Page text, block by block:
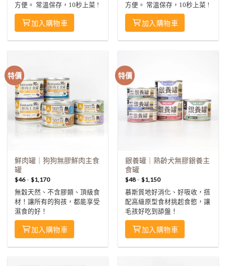
方便。 常溫保存，10秒上菜 !
加入購物車
方便。 常溫保存，10秒上菜 !
加入購物車
特價
鮮肉罐｜狗狗無膠鮮肉主食
罐
$46–$1,170
無穀天然、不含膠類、頂級食
材！讓所有的狗孩，都能享受
濕食的好！
加入購物車
特價
銀養罐｜熟齡犬無膠銀養主
食罐
$48–$1,150
慕斯質地好消化、好吸收，搭
配高級原型食材挑起食慾，讓
毛孩好吃到舔盤！
加入購物車